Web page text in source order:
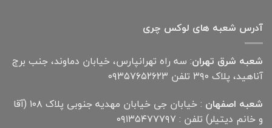
آدرس شعبه های لوکس چری
شعبه شرق تهران: سه راه تهرانپارس، خیابان دماوند، جنب برج
آناهید، پلاک ۳۹۰ تلفن ۰۹۳۵۷۶۵۲۶۲۳
شعبه اصفهان
: خیابان جی خیابان مهدیه جنوبی پلاک ۱۰۸ (آقا
و خانم دیتیلر) تلفن : ۰۹۱۳۵۴۷۷۷۹۷